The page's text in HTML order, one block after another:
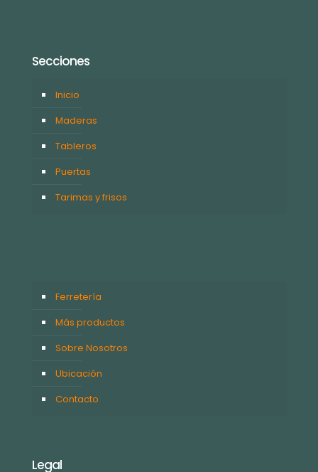
Secciones
Inicio
Maderas
Tableros
Puertas
Tarimas y frisos
Ferretería
Más productos
Sobre Nosotros
Ubicación
Contacto
Legal